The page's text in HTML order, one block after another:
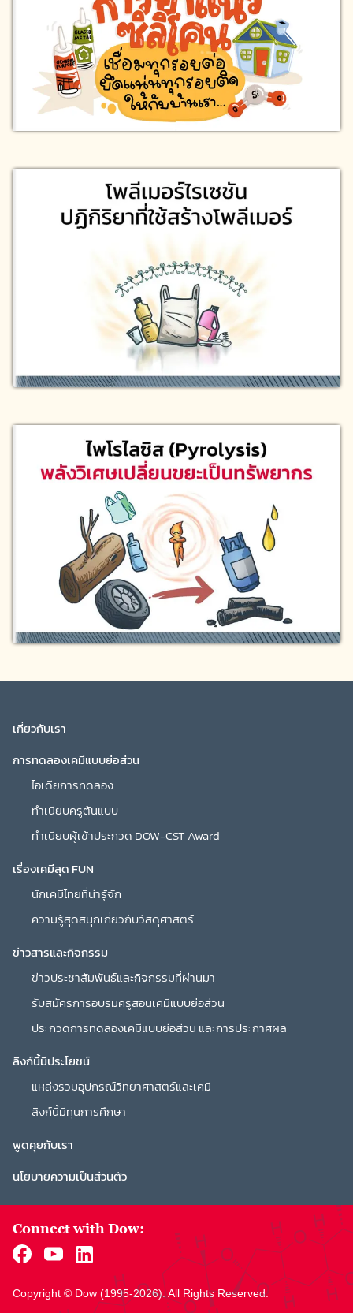
เกี่ยวกับเรา
การทดลองเคมีแบบย่อส่วน
ไอเดียการทดลอง
ทำเนียบครูต้นแบบ
ทำเนียบผู้เข้าประกวด DOW-CST Award
เรื่องเคมีสุด FUN
นักเคมีไทยที่น่ารู้จัก
ความรู้สุดสนุกเกี่ยวกับวัสดุศาสตร์
ข่าวสารและกิจกรรม
ข่าวประชาสัมพันธ์และกิจกรรมที่ผ่านมา
รับสมัครการอบรมครูสอนเคมีแบบย่อส่วน
ประกวดการทดลองเคมีแบบย่อส่วน และการประกาศผล
ลิงก์นี้มีประโยชน์
แหล่งรวมอุปกรณ์วิทยาศาสตร์และเคมี
ลิงก์นี้มีทุนการศึกษา
พูดคุยกับเรา
นโยบายความเป็นส่วนตัว
Copyright © Dow (1995-2026). All Rights Reserved.
Connect with Dow: